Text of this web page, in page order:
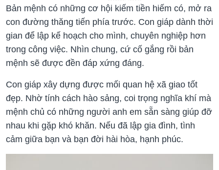
Bản mệnh có những cơ hội kiếm tiền hiếm có, mở ra
con đường thăng tiến phía trước. Con giáp dành thời
gian để lập kế hoạch cho mình, chuyên nghiệp hơn
trong công việc. Nhìn chung, cứ cố gắng rồi bản
mệnh sẽ được đền đáp xứng đáng.
Con giáp xây dựng được mối quan hệ xã giao tốt
đẹp. Nhờ tính cách hào sảng, coi trọng nghĩa khí mà
mệnh chủ có những người anh em sẵn sàng giúp đỡ
nhau khi gặp khó khăn. Nếu đã lập gia đình, tình
cảm giữa bạn và bạn đời hài hòa, hạnh phúc.